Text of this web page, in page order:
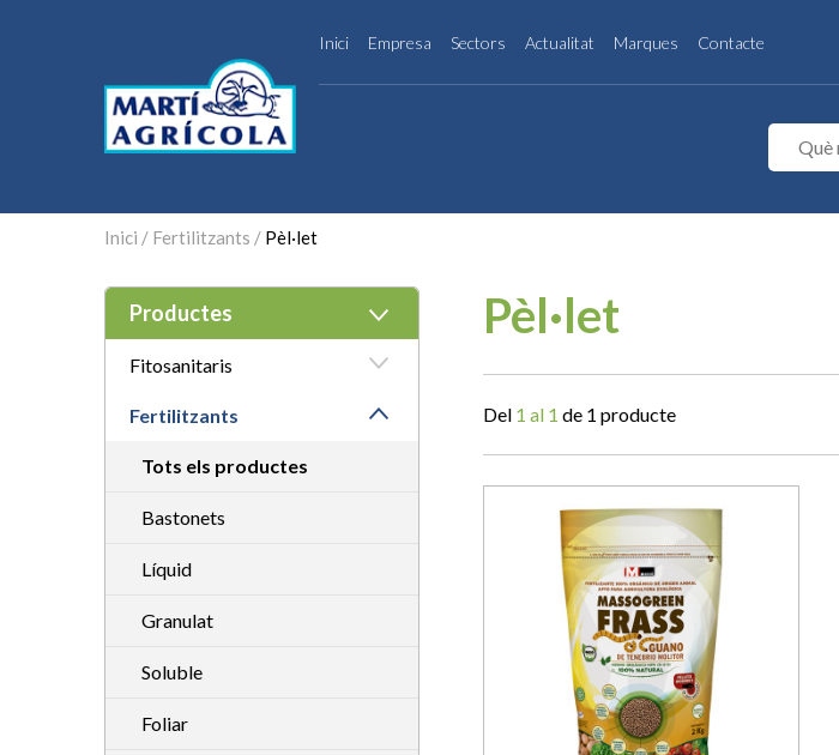
Inici Empresa Sectors Actualitat Marques Contacte
Inici / Fertilitzants / Pèl·let
Productes
Fitosanitaris
Fertilitzants
Tots els productes
Bastonets
Líquid
Granulat
Soluble
Foliar
Pèl·let
Del 1 al 1 de 1 producte